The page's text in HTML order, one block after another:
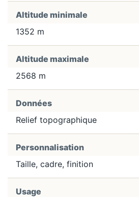
Altitude minimale
1352 m
Altitude maximale
2568 m
Données
Relief topographique
Personnalisation
Taille, cadre, finition
Usage